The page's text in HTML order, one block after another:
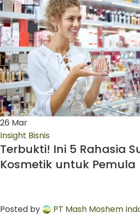
26 Mar
Insight Bisnis
Terbukti! Ini 5 Rahasia
Kosmetik untuk Pemula
Posted by PT Mash Moshem